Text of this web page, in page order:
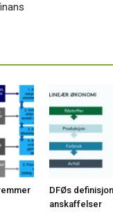
DFØs
anskaffelser